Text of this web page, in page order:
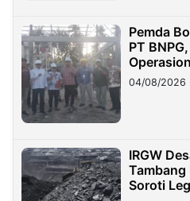
Pemda
PT
04/08/2026
IRGW
Tambang
Soroti